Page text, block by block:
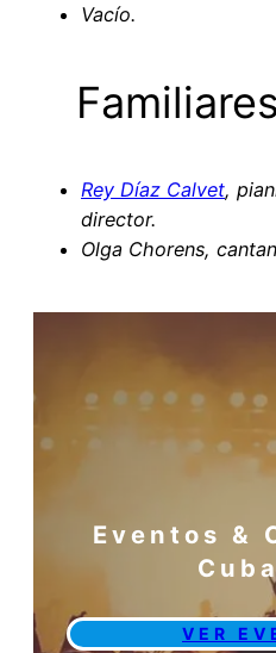
Vacío.
Rey Díaz Calvet,
director.
Olga Chorens,
Eventos &
VER